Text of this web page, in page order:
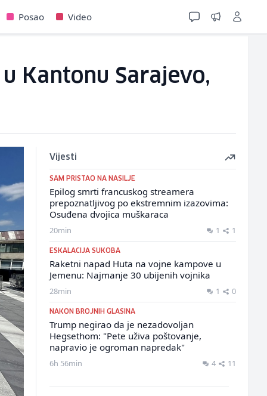
Posao Video
Kantonu Sarajevo,
Vijesti
SAM PRISTAO NA NASILJE
Epilog smrti francuskog streamera
prepoznatljivog po ekstremnim izazovima:
Osuđena dvojica muškaraca
20min 1 1
ESKALACIJA SUKOBA
Raketni napad Huta na vojne kampove u
Jemenu: Najmanje 30 ubijenih vojnika
28min 1 0
NAKON BROJNIH GLASINA
Trump negirao da je nezadovoljan
Hegsethom: "Pete uživa poštovanje,
napravio je ogroman napredak"
6h 56min 4 11